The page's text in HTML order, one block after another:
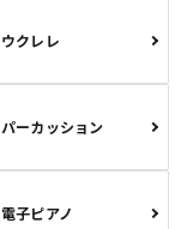
ウクレレ
パーカッション
電子ピアノ